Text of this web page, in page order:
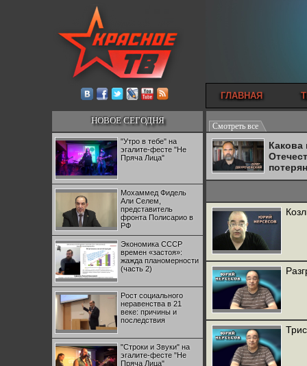
ГЛАВНАЯ
НОВОЕ СЕГОДНЯ
"Утро в тебе" на
эгалите-фесте "Не
Пряча Лица"
Мохаммед Фидель
Али Селем,
представитель
фронта Полисарио в
РФ
Экономика СССР
времен «застоя»:
жажда планомерности
(часть 2)
Рост социального
неравенства в 21
веке: причины и
последствия
"Строки и Звуки" на
эгалите-фесте "Не
Пряча Лица"
Смотреть все